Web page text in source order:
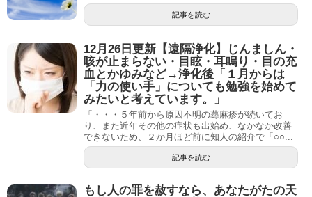
記事を読む
12月26日更新【遠隔浄化】じんましん・
咳が止まらない・目眩・耳鳴り・目の充
血とかゆみなど→浄化後「１月からは
「力の使い手」についても勉強を始めて
みたいと考えています。」
「・・・５年前から原因不明の蕁麻疹が続いてお
り、また近年その他の症状も出始め、なかなか改善
できないため、２か月ほど前に知人の紹介で「○○...
記事を読む
もし人の罪を赦すなら、あなたがたの天